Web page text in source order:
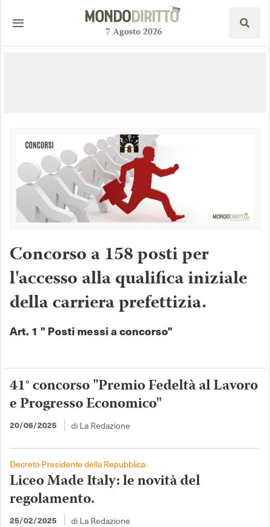
7Agosto2026
Concorso a 158 posti per
l'accesso alla qualifica iniziale
della carriera prefettizia.
Art. 1 " Posti messi a concorso"
41° concorso "Premio Fedeltà al Lavoro
e Progresso Economico"
20/06/2025 di La Redazione
Decreto Presidente della Repubblica
Liceo Made Italy: le novità del
regolamento.
25/02/2025 di La Redazione